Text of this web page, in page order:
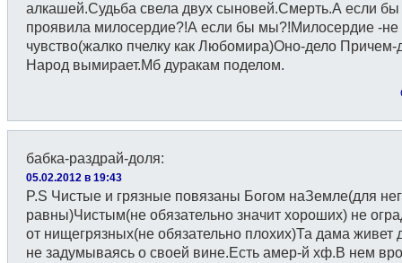
алкашей.Судьба свела двух сыновей.Смерть.А если бы
проявила милосердие?!А если бы мы?!Милосердие -не
чувство(жалко пчелку как Любомира)Оно-дело Причем-
Народ вымирает.Мб дуракам поделом.
бабка-раздрай-доля:
05.02.2012 в 19:43
P.S Чистые и грязные повязаны Богом наЗемле(для
равны)Чистым(не обязательно значит хороших) не
от нищегрязных(не обязательно плохих)Та дама живет
не задумываясь о своей вине.Есть амер-й хф.В нем